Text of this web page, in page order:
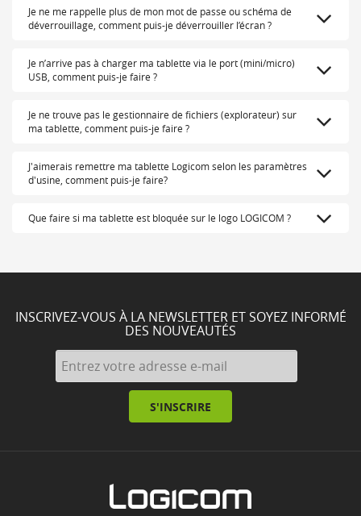
Je ne me rappelle plus de mon mot de passe ou schéma de
déverrouillage, comment puis-je déverrouiller l’écran ?
Je n’arrive pas à charger ma tablette via le port (mini/micro)
USB, comment puis-je faire ?
Je ne trouve pas le gestionnaire de fichiers (explorateur) sur
ma tablette, comment puis-je faire ?
J'aimerais remettre ma tablette Logicom selon les paramètres
d'usine, comment puis-je faire?
Que faire si ma tablette est bloquée sur le logo LOGICOM ?
INSCRIVEZ-VOUS À LA NEWSLETTER ET SOYEZ INFORMÉ
DES NOUVEAUTÉS
S'INSCRIRE